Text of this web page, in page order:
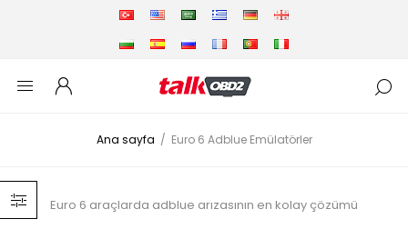
Ana sayfa / Euro 6 Adblue Emülatörler
Euro 6 araçlarda adblue arızasının en kolay çözümü